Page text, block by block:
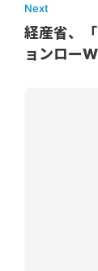
Next
経産省、
ョンロー